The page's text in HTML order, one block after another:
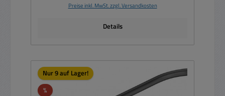
Preise inkl. MwSt. zzgl. Versandkosten
Details
Nur 9 auf Lager!
%Rabatt